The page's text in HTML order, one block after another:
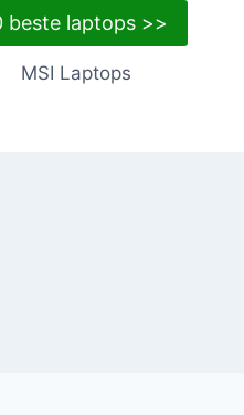
beste laptops >>
MSI Laptops